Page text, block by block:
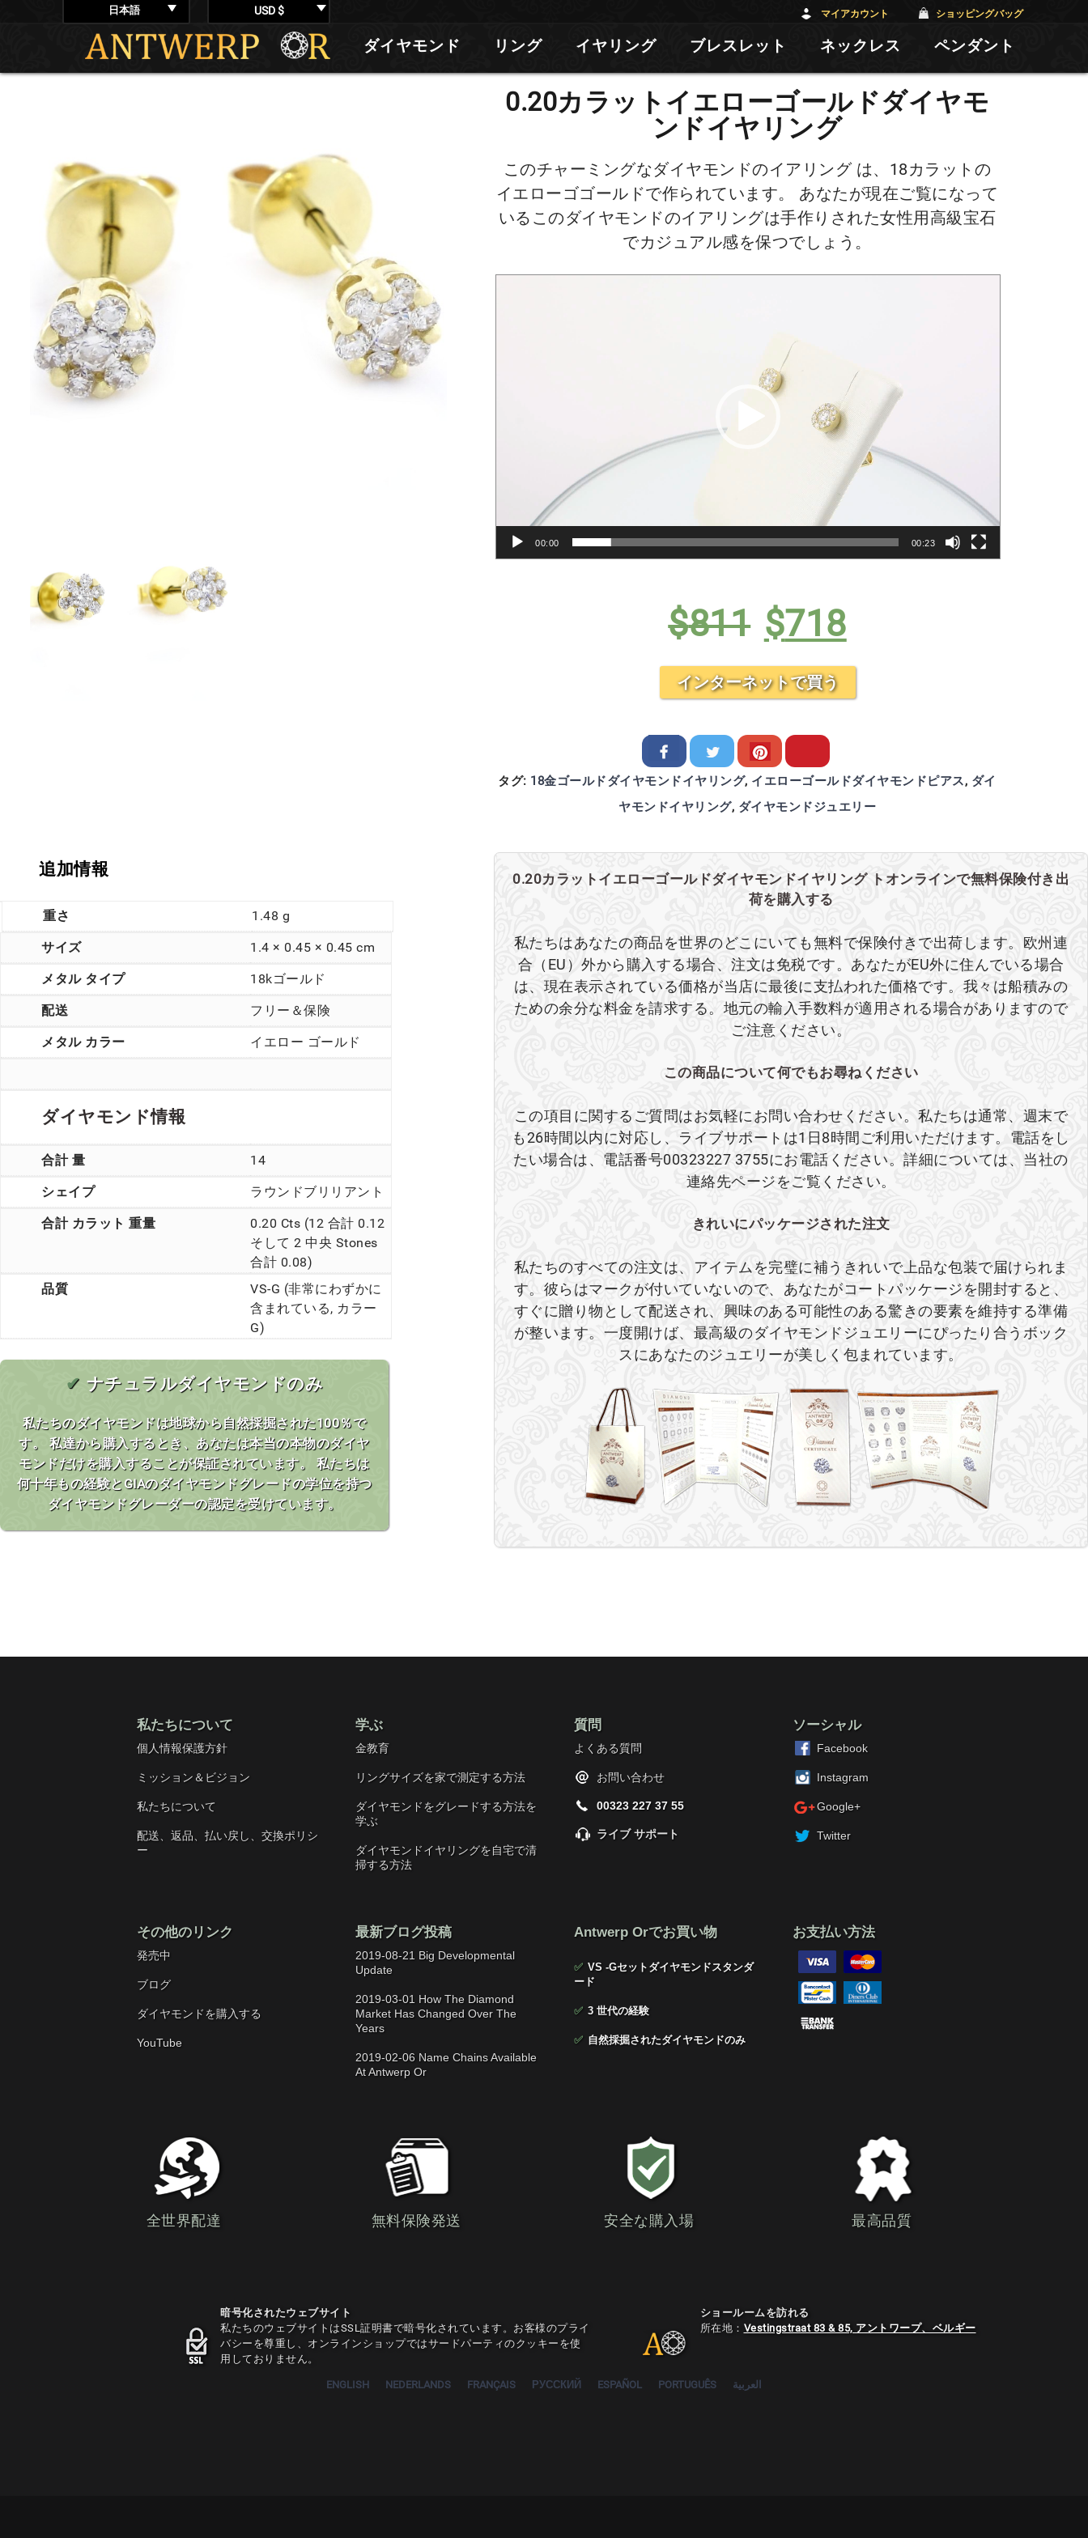
日本語 USD $ マイアカウント ショッピングバッグ
ダイヤモンド リング イヤリング ブレスレット ネックレス ペンダント
0.20カラットイエローゴールドダイヤモ
ンドイヤリング
このチャーミングなダイヤモンドのイアリング は、18カラットの
イエローゴゴールドで作られています。 あなたが現在ご覧になって
いるこのダイヤモンドのイアリングは手作りされた女性用高級宝石
でカジュアル感を保つでしょう。
ー
ヤ
00:00 00:23
$811
の
価
は
$811
し
た。
$718
格
は
す。
インターネットで買う
タグ: 18金ゴールドダイヤモンドイヤリング, イエローゴールドダイヤモンドピアス, ダイ
ヤモンドイヤリング, ダイヤモンドジュエリー
追加情報
重さ 1.48 g
サイズ 1.4 × 0.45 × 0.45 cm
メタル タイプ 18kゴールド
配送 フリー＆保険
メタル カラー イエロー ゴールド
ダイヤモンド情報
合計 量 14
シェイプ ラウンドブリリアント
合計 カラット 重量
0.20 Cts (12 合計 0.12
そして 2 中央 Stones
合計 0.08)
品質
VS-G (非常にわずかに
含まれている, カラー
G)
✔ ナチュラルダイヤモンドのみ
私たちのダイヤモンドは地球から自然採掘された100％で
す。 私達から購入するとき、あなたは本当の本物のダイヤ
モンドだけを購入することが保証されています。 私たちは
何十年もの経験とGIAのダイヤモンドグレードの学位を持つ
ダイヤモンドグレーダーの認定を受けています。
0.20カラットイエローゴールドダイヤモンドイヤリング トオンラインで無料保険付き出
荷を購入する
私たちはあなたの商品を世界のどこにいても無料で保険付きで出荷します。欧州連
合（EU）外から購入する場合、注文は免税です。あなたがEU外に住んでいる場合
は、現在表示されている価格が当店に最後に支払われた価格です。我々は船積みの
ための余分な料金を請求する。地元の輸入手数料が適用される場合がありますので
ご注意ください。
この商品について何でもお尋ねください
この項目に関するご質問はお気軽にお問い合わせください。私たちは通常、週末で
も26時間以内に対応し、ライブサポートは1日8時間ご利用いただけます。電話をし
たい場合は、電話番号00323227 3755にお電話ください。詳細については、当社の
連絡先ページをご覧ください。
きれいにパッケージされた注文
私たちのすべての注文は、アイテムを完璧に補うきれいで上品な包装で届けられま
す。彼らはマークが付いていないので、あなたがコートパッケージを開封すると、
すぐに贈り物として配送され、興味のある可能性のある驚きの要素を維持する準備
が整います。一度開けば、最高級のダイヤモンドジュエリーにぴったり合うボック
スにあなたのジュエリーが美しく包まれています。
私たちについて
個人情報保護方針
ミッション＆ビジョン
私たちについて
配送、返品、払い戻し、交換ポリシ
ー
学ぶ
金教育
リングサイズを家で測定する方法
ダイヤモンドをグレードする方法を
学ぶ
ダイヤモンドイヤリングを自宅で清
掃する方法
質問
よくある質問
お問い合わせ
00323 227 37 55
ライブ サポート
ソーシャル
Facebook
Instagram
Google+
Twitter
その他のリンク
発売中
ブログ
ダイヤモンドを購入する
YouTube
最新ブログ投稿
2019-08-21 Big Developmental
Update
2019-03-01 How The Diamond
Market Has Changed Over The
Years
2019-02-06 Name Chains Available
At Antwerp Or
Antwerp Orでお買い物
✅ VS -Gセットダイヤモンドスタンダ
ード
✅ 3 世代の経験
✅ 自然採掘されたダイヤモンドのみ
お支払い方法
全世界配達 無料保険発送 安全な購入場 最高品質
ショールームを訪れる
所在地： Vestingstraat 83 & 85, アントワープ、ベルギー
暗号化されたウェブサイト
私たちのウェブサイトはSSL証明書で暗号化されています。お客様のプライ
バシーを尊重し、オンラインショップではサードパーティのクッキーを使
用しておりません。
ENGLISH NEDERLANDS FRANÇAIS РУССКИЙ ESPAÑOL PORTUGUÊS العربية